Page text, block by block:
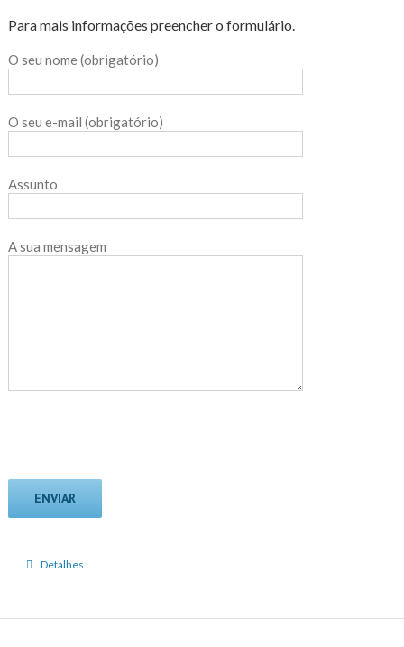
Para mais informações preencher o formulário.
O seu nome (obrigatório)
O seu e-mail (obrigatório)
Assunto
A sua mensagem
Detalhes